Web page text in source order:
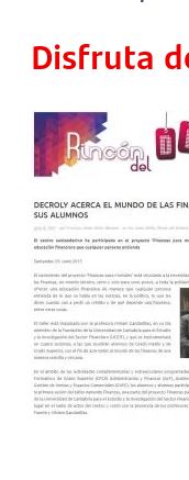
Disfruta